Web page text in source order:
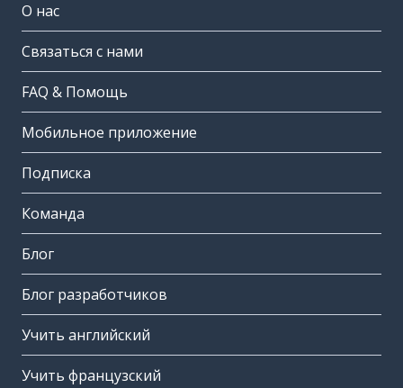
О нас
Связаться с нами
FAQ & Помощь
Мобильное приложение
Подписка
Команда
Блог
Блог разработчиков
Учить английский
Учить французский